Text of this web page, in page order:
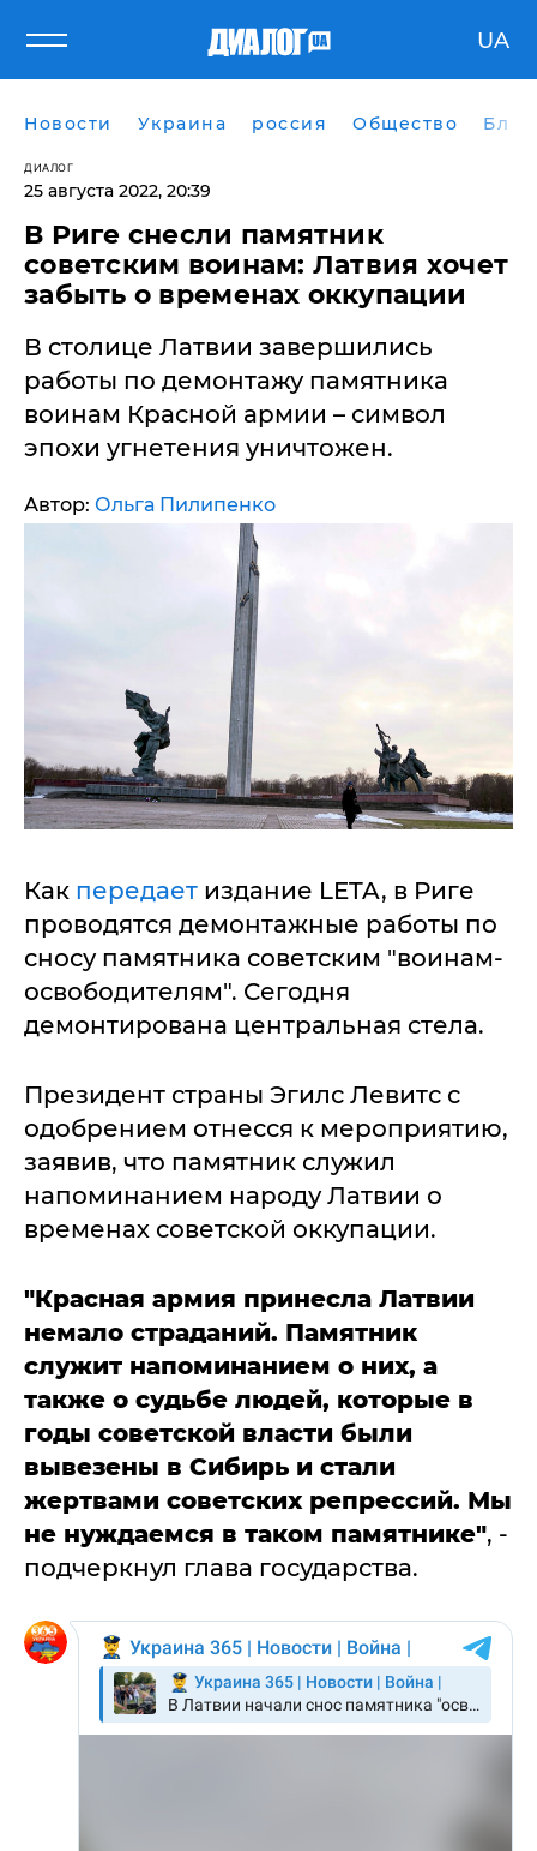
UA
Новости Украина россия Общество
ДИАЛОГ
25 августа 2022, 20:39
В Риге снесли памятник
советским воинам: Латвия хочет
забыть о временах оккупации
В столице Латвии завершились
работы по демонтажу памятника
воинам Красной армии – символ
эпохи угнетения уничтожен.
Автор: Ольга Пилипенко
Как передает издание LETA, в Риге
проводятся демонтажные работы по
сносу памятника советским "воинам-
освободителям". Сегодня
демонтирована центральная стела.
Президент страны Эгилс Левитс с
одобрением отнесся к мероприятию,
заявив, что памятник служил
напоминанием народу Латвии о
временах советской оккупации.
"Красная армия принесла Латвии
немало страданий. Памятник
служит напоминанием о них, а
также о судьбе людей, которые в
годы советской власти были
вывезены в Сибирь и стали
жертвами советских репрессий. Мы
не нуждаемся в таком памятнике", -
подчеркнул глава государства.